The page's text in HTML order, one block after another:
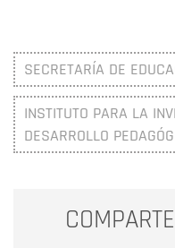
SECRETARÍA DE
INSTITUTO PARA LA
DESARROLLO